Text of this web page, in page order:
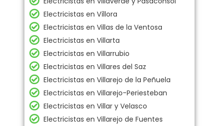
Electricistas en Víllora
Electricistas en Villas de la Ventosa
Electricistas en Villarta
Electricistas en Villarrubio
Electricistas en Villares del Saz
Electricistas en Villarejo de la Peñuela
Electricistas en Villarejo-Periesteban
Electricistas en Villar y Velasco
Electricistas en Villarejo de Fuentes